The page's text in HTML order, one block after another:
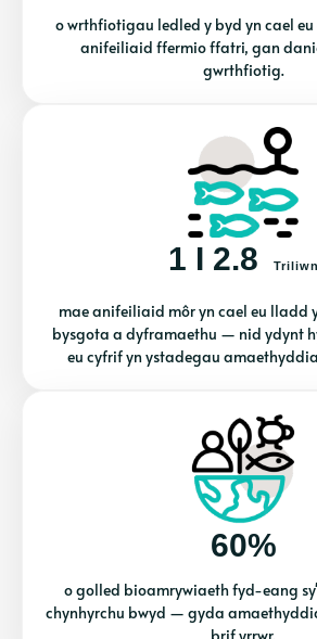
o wrthfiotigau ledled y byd yn cael
anifeiliaid ffermio ffatri, gan
gwrthfiotig.
1 I 2.8 Triliwn
mae anifeiliaid môr yn cael eu lladd
bysgota a dyframaethu — nid ydynt
eu cyfrif yn ystadegau
60%
o golled bioamrywiaeth fyd-eang
chynhyrchu bwyd — gyda
brif yrrwr.